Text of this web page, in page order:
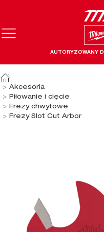
AUTORYZOWANY
Akcesoria
Piłowanie i cięcie
Frezy chwytowe
Frezy Slot Cut Arbor